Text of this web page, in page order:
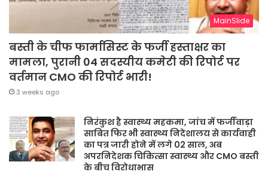
MainSlide
बस्ती के चीफ फार्मासिस्ट के फर्जी हस्ताक्षर का
मामला, पुरानी 04 सदस्यीय कमेटी की रिपोर्ट पर
वर्तमान CMO की रिपोर्ट भारी!
3 weeks ago
निरंकुश है स्वास्थ्य महकमा, जांच में फर्जीवाड़ा
साबित फिर भी स्वास्थ्य निदेशालय से कार्यवाही
का पत्र जारी होने में लगे 02 साल, अब
अपरनिदेशक चिकित्सा स्वास्थ्य और CMO बस्ती
के बीच विरोधाभास